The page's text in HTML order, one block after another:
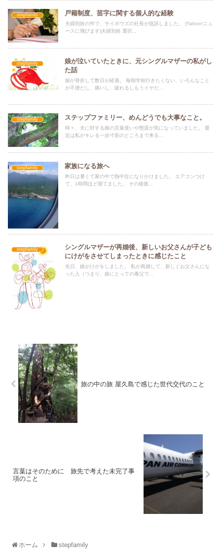
stepfamily 戸籍制度、苗字に関する個人的な経験
夫婦別姓の件で、サイボウズの社長が提訴しました。 (Yahoo!ニュ
ースに飛びます)夫婦別姓 選択...
stepfamily
娘が泣いていたときに、元シングルマザーの私がし
た話
娘が骨折して数日が経過。 毎朝学校行きたくない、いろんなこと
が不便だし、痛いし、疲れるしもうイヤだ...
stepfamily ステップファミリー、めんどうでも大事なこと。
時々、夫に対する娘の言葉使いや態度が気になっていました。 最
近は私がキレる一歩寸前のところまで来る...
stepfamily 家族になる旅へ
昨日は暑くて家の中で熱中症になりかけました。 エアコンつけ
て、1時間ほど寝てました。 その後復...
stepfamily
シングルマザーが再婚後、新しいお父さんが子ども
にけがをさせてしまったときに感じたこと
先日、娘がけがをしました。 私が再婚して、新しくお父さんにな
った人（つまり、娘にとっての養父で...
旅の中の旅 屋久島で感じた世代交代のこと
言葉はそのために 旅先で考えた未完了事
項のこと
ホーム stepfamily